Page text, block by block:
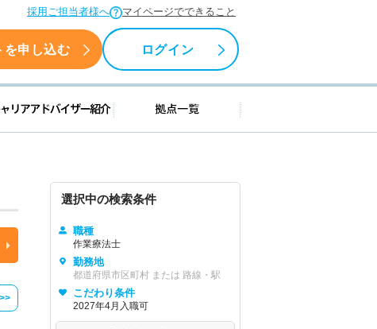
採用ご担当者様へ マイページでできること
を申し込む ログイン
支援情報 キャリアアドバイザー紹介 拠点一覧
>>
選択中の検索条件
職種
作業療法士
勤務地
都道府県市区町村 または 路線・駅
こだわり条件
2027年4月入職可